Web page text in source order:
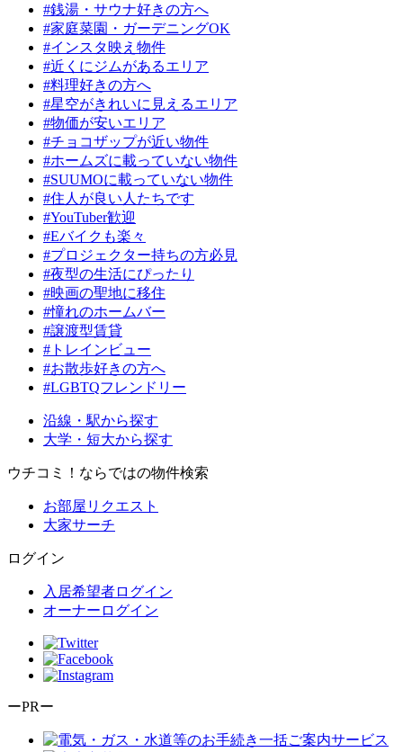
#銭湯・サウナ好きの方へ
#家庭菜園・ガーデニングOK
#インスタ映え物件
#近くにジムがあるエリア
#料理好きの方へ
#星空がきれいに見えるエリア
#物価が安いエリア
#チョコザップが近い物件
#ホームズに載っていない物件
#SUUMOに載っていない物件
#住人が良い人たちです
#YouTuber歓迎
#Eバイクも楽々
#プロジェクター持ちの方必見
#夜型の生活にぴったり
#映画の聖地に移住
#憧れのホームバー
#譲渡型賃貸
#トレインビュー
#お散歩好きの方へ
#LGBTQフレンドリー
沿線・駅から探す
大学・短大から探す
ウチコミ！ならではの物件検索
お部屋リクエスト
大家サーチ
ログイン
入居希望者ログイン
オーナーログイン
ーPRー